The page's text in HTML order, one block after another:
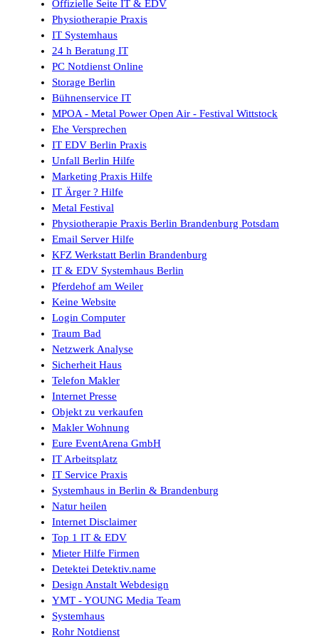
Offizielle Seite IT & EDV
Physiotherapie Praxis
IT Systemhaus
24 h Beratung IT
PC Notdienst Online
Storage Berlin
Bühnenservice IT
MPOA - Metal Power Open Air - Festival Wittstock
Ehe Versprechen
IT EDV Berlin Praxis
Unfall Berlin Hilfe
Marketing Praxis Hilfe
IT Ärger ? Hilfe
Metal Festival
Physiotherapie Praxis Berlin Brandenburg Potsdam
Email Server Hilfe
KFZ Werkstatt Berlin Brandenburg
IT & EDV Systemhaus Berlin
Pferdehof am Weiler
Keine Website
Login Computer
Traum Bad
Netzwerk Analyse
Sicherheit Haus
Telefon Makler
Internet Presse
Objekt zu verkaufen
Makler Wohnung
Eure EventArena GmbH
IT Arbeitsplatz
IT Service Praxis
Systemhaus in Berlin & Brandenburg
Natur heilen
Internet Disclaimer
Top 1 IT & EDV
Mieter Hilfe Firmen
Detektei Detektiv.name
Design Anstalt Webdesign
YMT - YOUNG Media Team
Systemhaus
Rohr Notdienst